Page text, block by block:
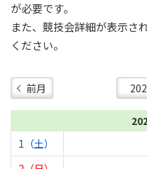
が必要です。
また、競技会詳細が表示さ
ください。
前月
1（土）